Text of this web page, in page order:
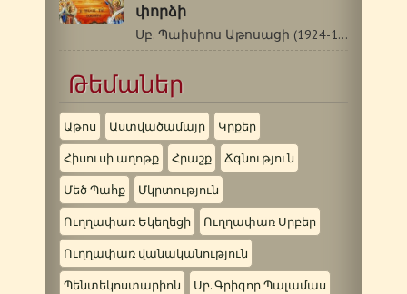
փորձի
Սբ. Պաիսիոս Աթոսացի (1924-1994 թթ.) Ինչու՞…
Թեմաներ
Աթոս Աստվածամայր Կրքեր
Հիսուսի աղոթք Հրաշք Ճգնություն
Մեծ Պահք Մկրտություն
Ուղղափառ Եկեղեցի Ուղղափառ Սրբեր
Ուղղափառ վանականություն
Պենտեկոստարիոն Սբ. Գրիգոր Պալամաս